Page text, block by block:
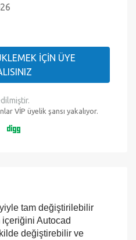
İÇİN ÜYE
VİP üyelik şansı yakalıyor.
tam değiştirilebilir
Autocad
değiştirebilir ve